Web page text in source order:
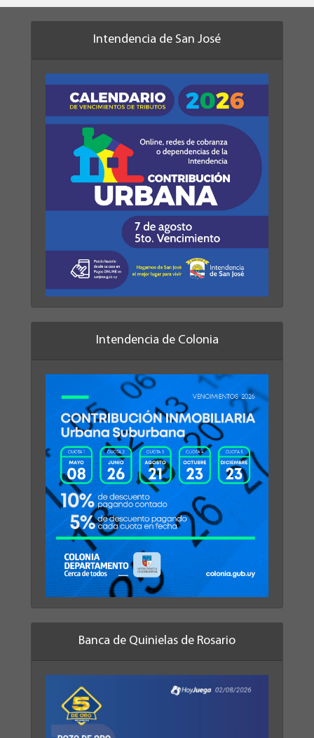
Intendencia de San José
Intendencia de Colonia
Banca de Quinielas de Rosario